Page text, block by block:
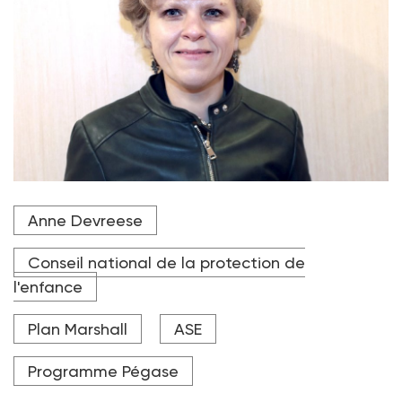
La présidente du Conseil national de la protection de
l'enfance déplore le non-renouvellement des
être discuté à partir de la mi-juillet au Parlement.
Crédit photo AFP
Anne Devreese
Conseil national de la protection de
l'enfance
Plan Marshall ASE
Programme Pégase